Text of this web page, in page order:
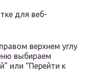
для веб-
верхнем углу
выбираем
или “Перейти к